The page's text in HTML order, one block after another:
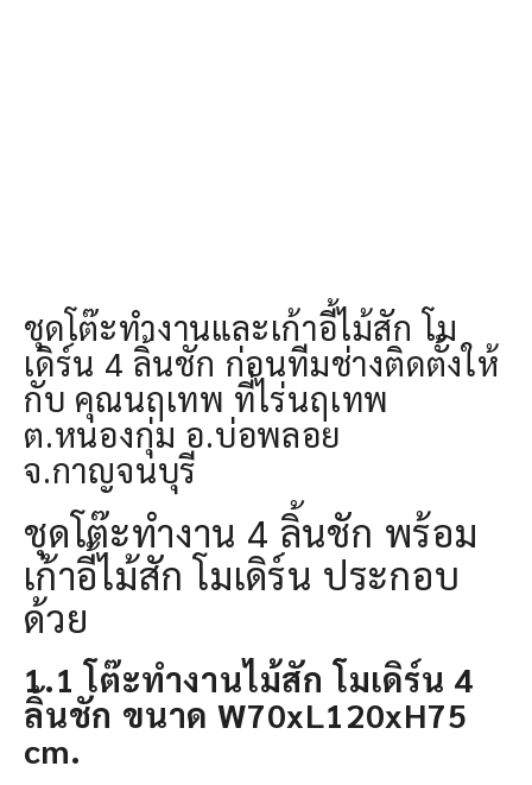
ชุดโต๊ะทำงานและเก้าอี้ไม้สัก โม
เดิร์น 4 ลิ้นชัก ก่อนทีมช่างติดตั้งให้
กับ คุณนฤเทพ ที่ไร่นฤเทพ
ต.หนองกุ่ม อ.บ่อพลอย
จ.กาญจนบุรี
ชุดโต๊ะทำงาน 4 ลิ้นชัก พร้อม
เก้าอี้ไม้สัก โมเดิร์น ประกอบ
ด้วย
1.1 โต๊ะทำงานไม้สัก โมเดิร์น 4
ลิ้นชัก ขนาด W70xL120xH75
cm.